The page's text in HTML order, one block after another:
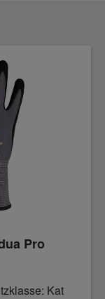
Pro
Kat